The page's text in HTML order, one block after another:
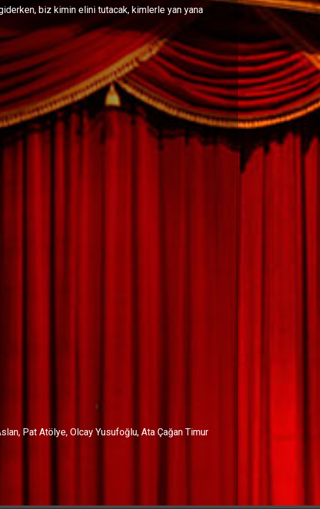
biz kimin elini tutacak, kimlerle yan yana
Pat Atölye, Olcay Yusufoğlu, Ata Çağan Timur